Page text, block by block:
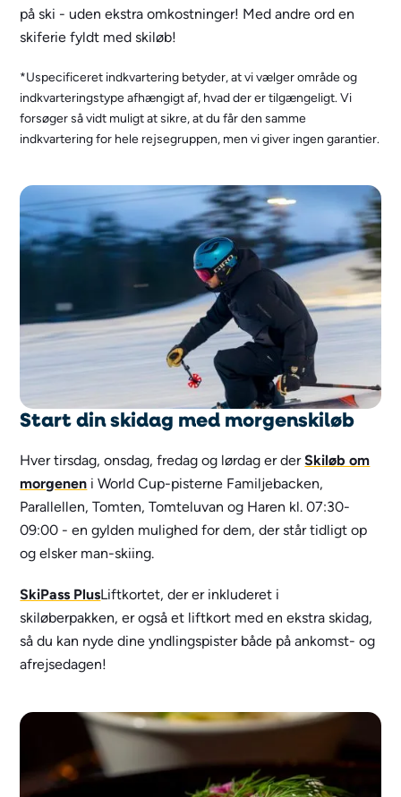
på ski - uden ekstra omkostninger! Med andre ord en
skiferie fyldt med skiløb!
*Uspecificeret indkvartering betyder, at vi vælger område og
indkvarteringstype afhængigt af, hvad der er tilgængeligt. Vi
forsøger så vidt muligt at sikre, at du får den samme
indkvartering for hele rejsegruppen, men vi giver ingen garantier.
Start din skidag med morgenskiløb
Hver tirsdag, onsdag, fredag og lørdag er derSkiløb om
morgenen i World Cup-pisterne Familjebacken,
Parallellen, Tomten, Tomteluvan og Haren kl. 07:30-
09:00 - en gylden mulighed for dem, der står tidligt op
og elsker man-skiing.
SkiPass PlusLiftkortet, der er inkluderet i
skiløberpakken, er også et liftkort med en ekstra skidag,
så du kan nyde dine yndlingspister både på ankomst- og
afrejsedagen!